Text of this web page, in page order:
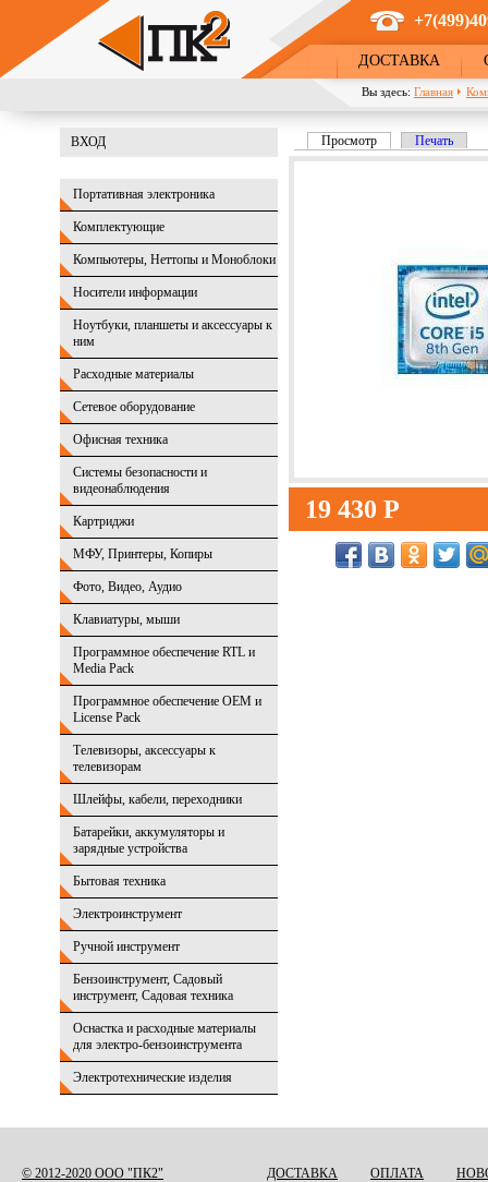
Перейти к основному содержанию
ДОСТАВКА
Вы здесь: Главная
ВХОД
Портативная электроника
Комплектующие
Компьютеры, Неттопы и Моноблоки
Носители информации
Ноутбуки, планшеты и аксессуары к
ним
Расходные материалы
Сетевое оборудование
Офисная техника
Системы безопасности и
видеонаблюдения
Картриджи
МФУ, Принтеры, Копиры
Фото, Видео, Аудио
Клавиатуры, мыши
Программное обеспечение RTL и
Media Pack
Программное обеспечение OEM и
License Pack
Телевизоры, аксессуары к
телевизорам
Шлейфы, кабели, переходники
Батарейки, аккумуляторы и
зарядные устройства
Бытовая техника
Электроинструмент
Ручной инструмент
Бензоинструмент, Садовый
инструмент, Садовая техника
Оснастка и расходные материалы
для электро-бензоинструмента
Электротехнические изделия
Главные вкладки
Просмотр (активная вкладка)
Печать
19 430 Р
© 2012-2020 ООО "ПК2" ДОСТАВКА ОПЛАТА